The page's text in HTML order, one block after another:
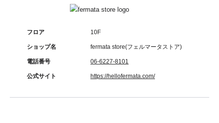
フロア 10F
ショップ名 fermata store(フェルマータストア)
電話番号 06-6227-8101
公式サイト https://hellofermata.com/